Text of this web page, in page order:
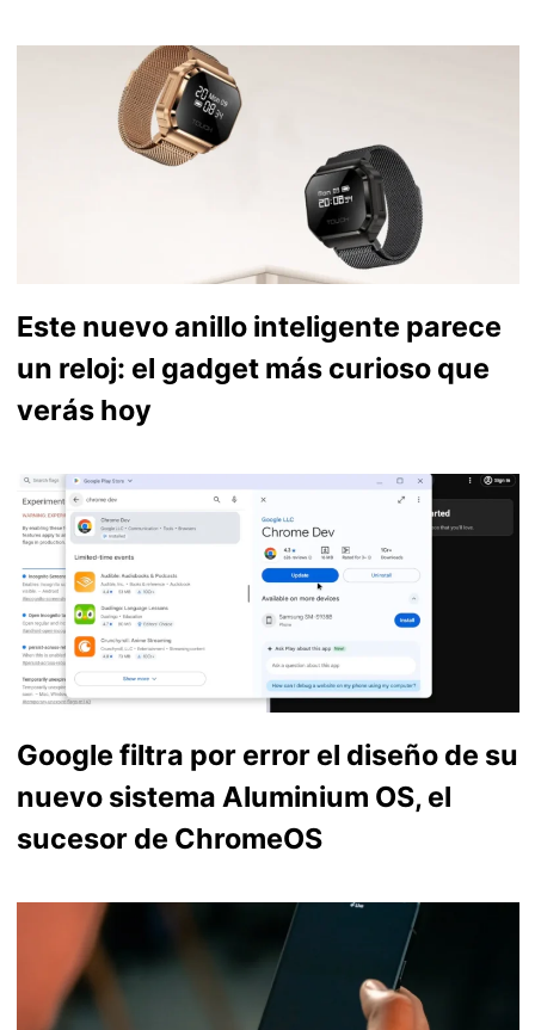
Este nuevo anillo inteligente parece
un reloj: el gadget más curioso que
verás hoy
Google filtra por error el diseño de su
nuevo sistema Aluminium OS, el
sucesor de ChromeOS